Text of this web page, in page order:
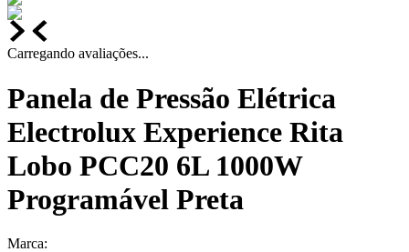
Carregando avaliações...
Panela de Pressão Elétrica
Electrolux Experience Rita
Lobo PCC20 6L 1000W
Programável Preta
Marca: